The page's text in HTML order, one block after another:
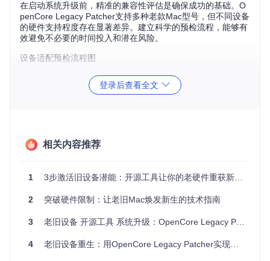
在启动系统升级前，精准的兼容性评估是确保成功的基础。O
penCore Legacy Patcher支持多种老款Mac型号，但不同设备
的硬件支持程度存在显著差异。建立科学的预检流程，能够有
效避免不必要的时间投入和潜在风险。
设备适配预检流程图
内存容量需达到4GB及以上（建议8GB以获得流畅体
存储空间至少预留64GB可用空间
确认现有系统版本为macOS 10.13或更高
登录后查看全文
相关内容推荐
1 3步激活旧设备潜能：开源工具让你的老硬件重获新生——基于OpenCore Legacy Patcher的系统升级技术指南
2 突破硬件限制：让老旧Mac焕发新生的技术指南
3 老旧设备 开源工具 系统升级：OpenCore Legacy Patcher焕新指南
4 老旧设备重生：用OpenCore Legacy Patcher实现Mac系统焕新方案